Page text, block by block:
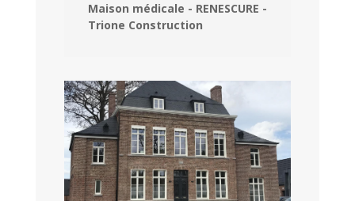
Maison médicale - RENESCURE -
Trione Construction